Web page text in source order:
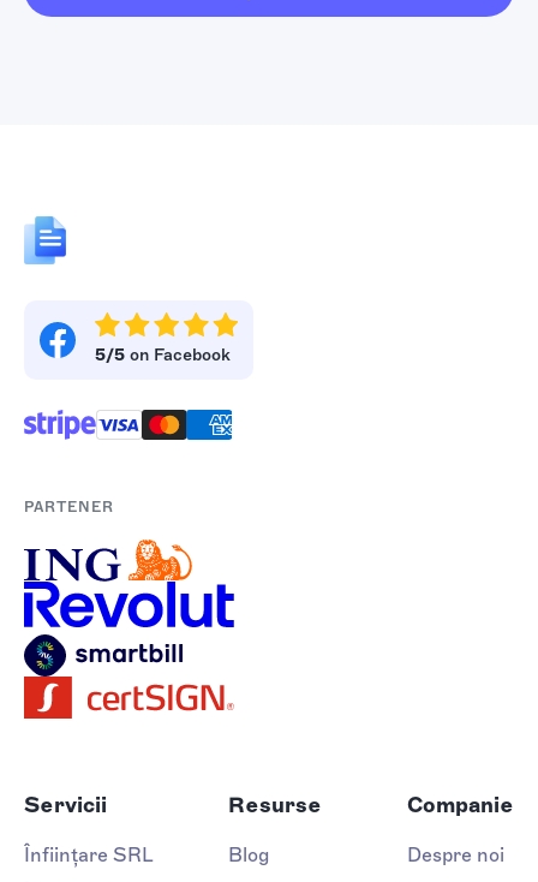
5/5 on Facebook
PARTENER
Servicii
Înființare SRL
Resurse
Blog
Companie
Despre noi